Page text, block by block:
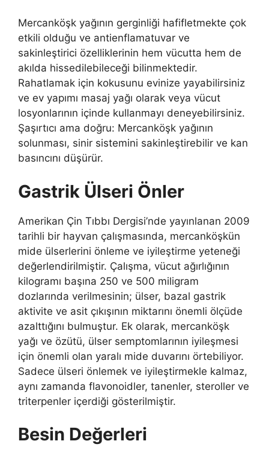
Mercanköşk yağının gerginliği hafifletmekte çok
etkili olduğu ve antienflamatuvar ve
sakinleştirici özelliklerinin hem vücutta hem de
akılda hissedilebileceği bilinmektedir.
Rahatlamak için kokusunu evinize yayabilirsiniz
ve ev yapımı masaj yağı olarak veya vücut
losyonlarının içinde kullanmayı deneyebilirsiniz.
Şaşırtıcı ama doğru: Mercanköşk yağının
solunması, sinir sistemini sakinleştirebilir ve kan
basıncını düşürür.
Gastrik Ülseri Önler
Amerikan Çin Tıbbı Dergisi’nde yayınlanan 2009
tarihli bir hayvan çalışmasında, mercanköşkün
mide ülserlerini önleme ve iyileştirme yeteneği
değerlendirilmiştir. Çalışma, vücut ağırlığının
kilogramı başına 250 ve 500 miligram
dozlarında verilmesinin; ülser, bazal gastrik
aktivite ve asit çıkışının miktarını önemli ölçüde
azalttığını bulmuştur. Ek olarak, mercanköşk
yağı ve özütü, ülser semptomlarının iyileşmesi
için önemli olan yaralı mide duvarını örtebiliyor.
Sadece ülseri önlemek ve iyileştirmekle kalmaz,
aynı zamanda flavonoidler, tanenler, steroller ve
triterpenler içerdiği gösterilmiştir.
Besin Değerleri